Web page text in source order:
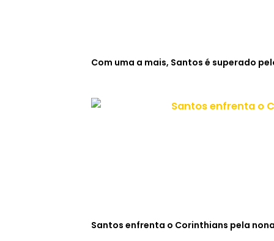
Com uma a mais, Santos é superado
Santos enfrenta o Corinthians pela